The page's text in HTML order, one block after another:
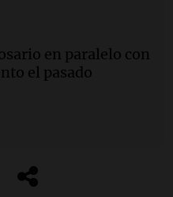
en paralelo con
el pasado